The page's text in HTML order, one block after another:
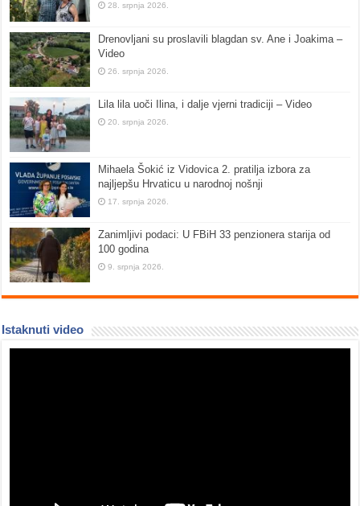
28. srpnja 2026.
Drenovljani su proslavili blagdan sv. Ane i Joakima –
Video
26. srpnja 2026.
Lila lila uoči Ilina, i dalje vjerni tradiciji – Video
20. srpnja 2026.
Mihaela Šokić iz Vidovica 2. pratilja izbora za
najljepšu Hrvaticu u narodnoj nošnji
17. srpnja 2026.
Zanimljivi podaci: U FBiH 33 penzionera starija od
100 godina
9. srpnja 2026.
Istaknuti video